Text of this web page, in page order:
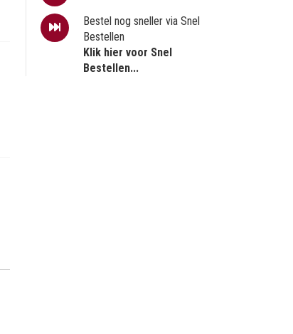
Bestel nog sneller via Snel
Bestellen
Klik hier voor Snel
Bestellen...